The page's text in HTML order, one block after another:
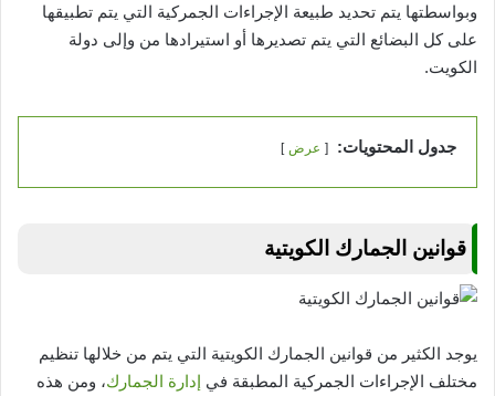
وبواسطتها يتم تحديد طبيعة الإجراءات الجمركية التي يتم تطبيقها
على كل البضائع التي يتم تصديرها أو استيرادها من وإلى دولة
الكويت.
جدول المحتويات: عرض
قوانين الجمارك الكويتية
يوجد الكثير من قوانين الجمارك الكويتية التي يتم من خلالها تنظيم
مختلف الإجراءات الجمركية المطبقة في إدارة الجمارك، ومن هذه